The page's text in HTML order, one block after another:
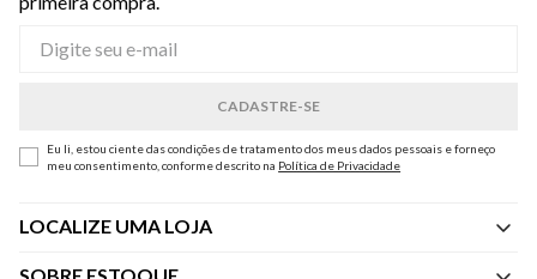
Eu li, estou ciente das condições de tratamento dos meus dados pessoais e forneço
meu consentimento, conforme descrito na Política de Privacidade
LOCALIZE UMA LOJA